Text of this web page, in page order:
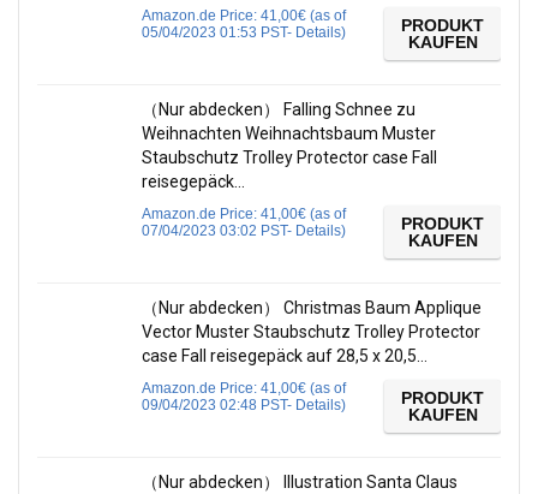
Amazon.de Price: 41,00€ (as of
05/04/2023 01:53 PST- Details)
PRODUKT
KAUFEN
（Nur abdecken） Falling Schnee zu
Weihnachten Weihnachtsbaum Muster
Staubschutz Trolley Protector case Fall
reisegepäck…
Amazon.de Price: 41,00€ (as of
07/04/2023 03:02 PST- Details)
PRODUKT
KAUFEN
（Nur abdecken） Christmas Baum Applique
Vector Muster Staubschutz Trolley Protector
case Fall reisegepäck auf 28,5 x 20,5…
Amazon.de Price: 41,00€ (as of
09/04/2023 02:48 PST- Details)
PRODUKT
KAUFEN
（Nur abdecken） Illustration Santa Claus